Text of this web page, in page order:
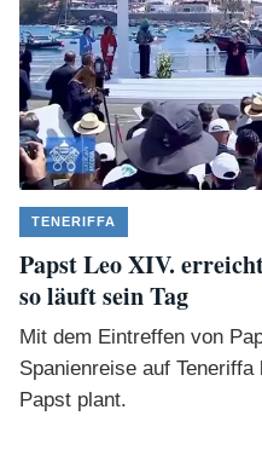
TENERIFFA
Papst Leo XIV.
so läuft sein Tag
Mit dem Eintreffen von
Spanienreise auf
Papst plant.